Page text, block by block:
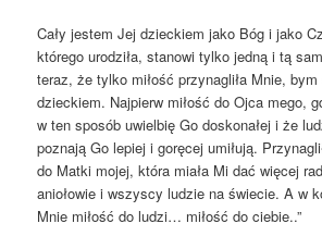
Cały jestem Jej dzieckiem jako Bóg i jako
którego urodziła, stanowi tylko jedną i tą
teraz, że tylko miłość przynagliła Mnie,
dzieckiem. Najpierw miłość do Ojca mego,
w ten sposób uwielbię Go doskonałej i że
poznają Go lepiej i goręcej umiłują.
do Matki mojej, która miała Mi dać więcej
aniołowie i wszyscy ludzie na świecie. A w
Mnie miłość do ludzi… miłość do ciebie..”